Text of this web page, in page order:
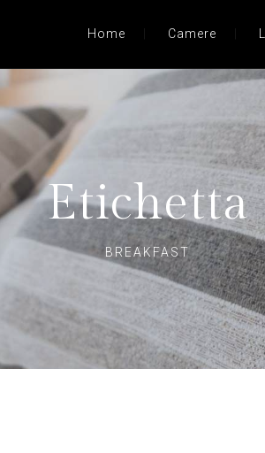
Home Camere
Etichetta
BREAKFAST